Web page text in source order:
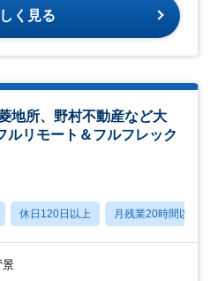
く見る
地所、野村不動産など大
ルリモート＆フルフレック
休日120日以上 月残業20時間以内
景